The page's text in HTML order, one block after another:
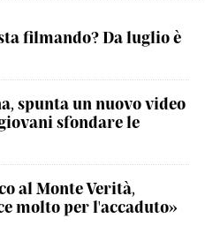
filmando? Da luglio è
spunta un nuovo video
sfondare le
al Monte Verità,
molto per l'accaduto»